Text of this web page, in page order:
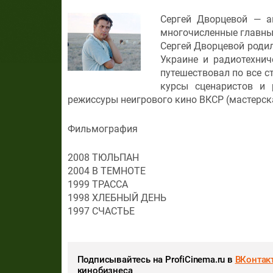
Сергей Дворцевой —
многочисленные
Сергей Дворцевой
Украине и
путешествовал по все
курсы сценаристов
режиссуры неигрового кино ВКСР
Фильмография
2008 ТЮЛЬПАН
2004 В ТЕМНОТЕ
1999 ТРАССА
1998 ХЛЕБНЫЙ ДЕНЬ
1997 СЧАСТЬЕ
Подписывайтесь на ProfiCinema.ru в
кинобизнеса